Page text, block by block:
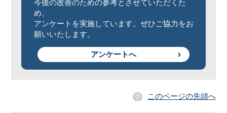
今後の改善のための参考とさせていただくた
め、
アンケートを実施しています。ぜひご協力をお
願いいたします。
アンケートへ
このページの先頭へ